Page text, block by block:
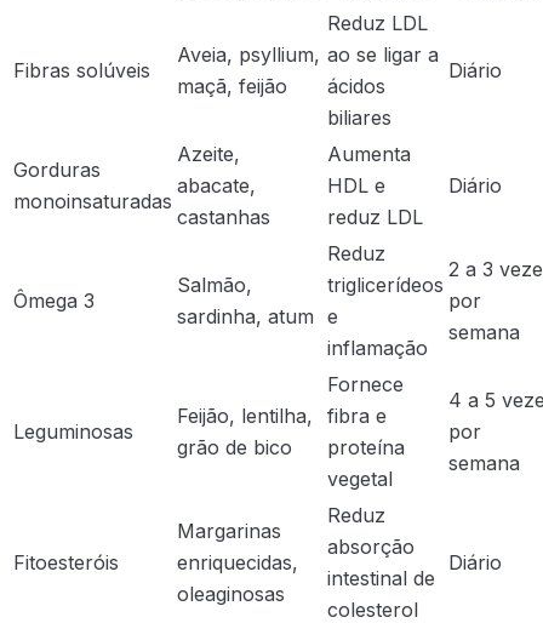
Fibras solúveis
Aveia, psyllium,
maçã, feijão
Reduz LDL
ao se ligar a
ácidos
biliares
Diário
Gorduras
monoinsaturadas
Azeite,
abacate,
castanhas
Aumenta
HDL e
reduz LDL
Diário
Ômega 3
Salmão,
sardinha, atum
Reduz
triglicerídeos
e
inflamação
2 a 3
por
semana
Leguminosas
Feijão, lentilha,
grão de bico
Fornece
fibra e
proteína
vegetal
4 a 5
por
semana
Fitoesteróis
Margarinas
enriquecidas,
oleaginosas
Reduz
absorção
intestinal de
colesterol
Diário